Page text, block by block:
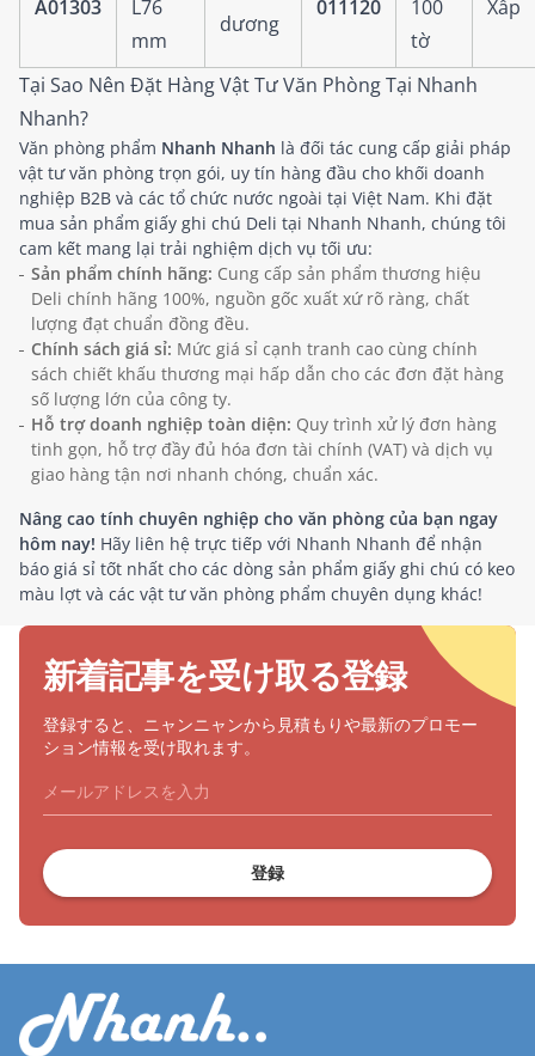
A01303
L76
mm
dương
011120
100
tờ
Xấp
Tại Sao Nên Đặt Hàng Vật Tư Văn Phòng Tại Nhanh
Nhanh?
Văn phòng phẩm Nhanh Nhanh là đối tác cung cấp giải pháp
vật tư văn phòng trọn gói, uy tín hàng đầu cho khối doanh
nghiệp B2B và các tổ chức nước ngoài tại Việt Nam. Khi đặt
mua sản phẩm giấy ghi chú Deli tại Nhanh Nhanh, chúng tôi
cam kết mang lại trải nghiệm dịch vụ tối ưu:
Sản phẩm chính hãng: Cung cấp sản phẩm thương hiệu
Deli chính hãng 100%, nguồn gốc xuất xứ rõ ràng, chất
lượng đạt chuẩn đồng đều.
Chính sách giá sỉ: Mức giá sỉ cạnh tranh cao cùng chính
sách chiết khấu thương mại hấp dẫn cho các đơn đặt hàng
số lượng lớn của công ty.
Hỗ trợ doanh nghiệp toàn diện: Quy trình xử lý đơn hàng
tinh gọn, hỗ trợ đầy đủ hóa đơn tài chính (VAT) và dịch vụ
giao hàng tận nơi nhanh chóng, chuẩn xác.
Nâng cao tính chuyên nghiệp cho văn phòng của bạn ngay
hôm nay! Hãy liên hệ trực tiếp với Nhanh Nhanh để nhận
báo giá sỉ tốt nhất cho các dòng sản phẩm giấy ghi chú có keo
màu lợt và các vật tư văn phòng phẩm chuyên dụng khác!
新着記事を受け取る登録
登録すると、ニャンニャンから見積もりや最新のプロモー
ション情報を受け取れます。
登録